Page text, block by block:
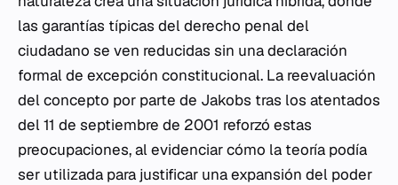
las garantías típicas del derecho penal del
ciudadano se ven reducidas sin una declaración
formal de excepción constitucional. La reevaluación
del concepto por parte de Jakobs tras los atentados
del 11 de septiembre de 2001 reforzó estas
preocupaciones, al evidenciar cómo la teoría podía
ser utilizada para justificar una expansión del poder